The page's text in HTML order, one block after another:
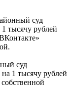
суд
тысячу рублей
суд
1 тысячу рублей